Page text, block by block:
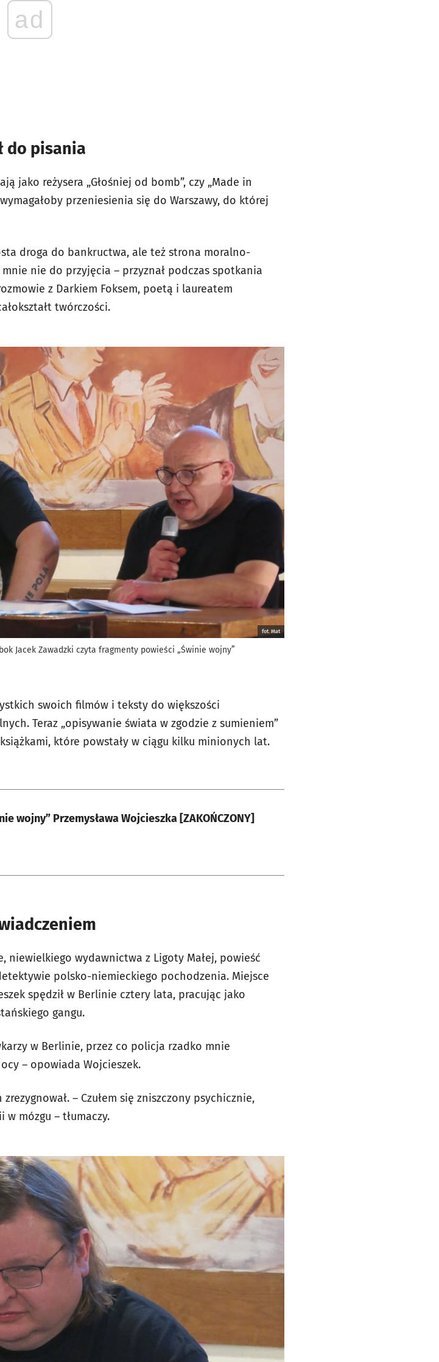
ad
do pisania
jako reżysera „Głośniej od bomb”, czy „Made in
przeniesienia się do Warszawy, do której
droga do bankructwa, ale też strona moralno-
nie do przyjęcia – przyznał podczas spotkania
z Darkiem Foksem, poetą i laureatem
twórczości.
fot. Mat
Jacek Zawadzki czyta fragmenty powieści „Świnie wojny”
swoich filmów i teksty do większości
Teraz „opisywanie świata w zgodzie z sumieniem”
które powstały w ciągu kilku minionych lat.
wojny” Przemysława Wojcieszka [ZAKOŃCZONY]
niewielkiego wydawnictwa z Ligoty Małej, powieść
polsko-niemieckiego pochodzenia. Miejsce
spędził w Berlinie cztery lata, pracując jako
gangu.
w Berlinie, przez co policja rzadko mnie
– opowiada Wojcieszek.
– Czułem się zniszczony psychicznie,
w mózgu – tłumaczy.